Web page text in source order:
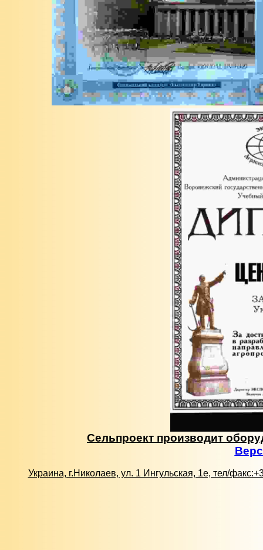
Сельпроект производит
Украина, г.Николаев, ул. 1 Ингульская, 1е, тел/